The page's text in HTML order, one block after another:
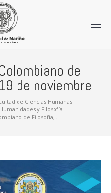
de
de noviembre
de Ciencias Humanas
y Filosofía
de Filosofía,…